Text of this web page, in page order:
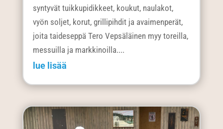
syntyvät tuikkupidikkeet, koukut, naulakot,
vyön soljet, korut, grillipihdit ja avaimenperät,
joita taideseppä Tero Vepsäläinen myy toreilla,
messuilla ja markkinoilla....
lue lisää